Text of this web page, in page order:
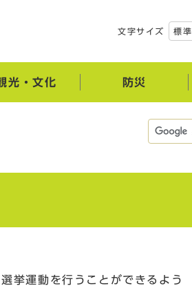
文字サイズ 標準
光・文化 防災
挙運動を行うことができるよう